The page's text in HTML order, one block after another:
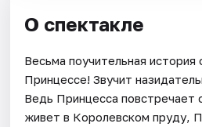
О спектакле
Весьма поучительная история
Принцессе! Звучит
Ведь Принцесса повстречает
живет в Королевском пруду,